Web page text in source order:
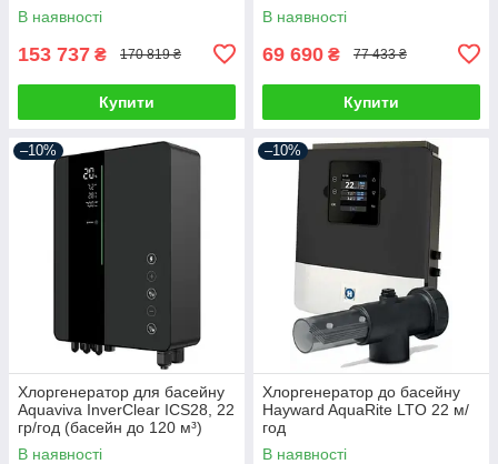
В наявності
153 737 ₴ 170 819 ₴
Купити
В наявності
69 690 ₴ 77 433 ₴
Купити
–10%
Хлоргенератор для басейну
Aquaviva InverClear ICS28, 22
гр/год (басейн до 120 м³)
В наявності
–10%
Хлоргенератор до басейну
Hayward AquaRite LTO 22 м/
год
В наявності